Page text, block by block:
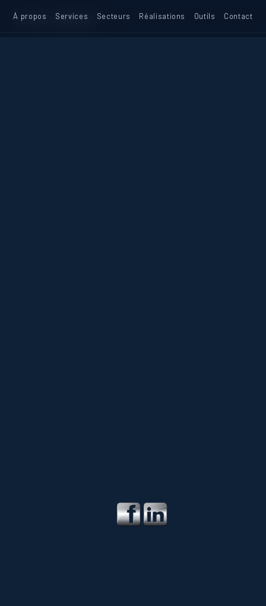
TETRA CONCEPT
À propos Services Secteurs Réalisations Outils Contact